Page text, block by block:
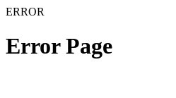
ERROR
Error Page